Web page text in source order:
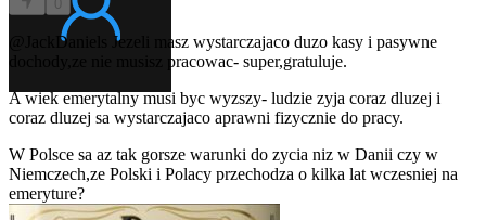
0
@JackDaniels
Jezeli masz wystarczajaco duzo kasy i pasywne
dochody,ze nie musisz pracowac- super,gratuluje.
A wiek emerytalny musi byc wyzszy- ludzie zyja coraz dluzej i
coraz dluzej sa wystarczajaco aprawni fizycznie do pracy.
W Polsce sa az tak gorsze warunki do zycia niz w Danii czy w
Niemczech,ze Polski i Polacy przechodza o kilka lat wczesniej na
emeryture?